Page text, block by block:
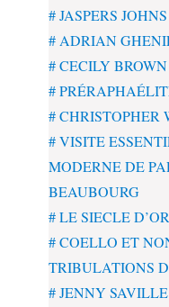
# JASPERS JOHNS
# ADRIAN
# CECILY BROWN
#
# CHRISTOPHER
# VISITE
MODERNE DE
BEAUBOURG
# LE SIECLE
# COELLO ET
TRIBULATIONS
# JENNY SAVILLE